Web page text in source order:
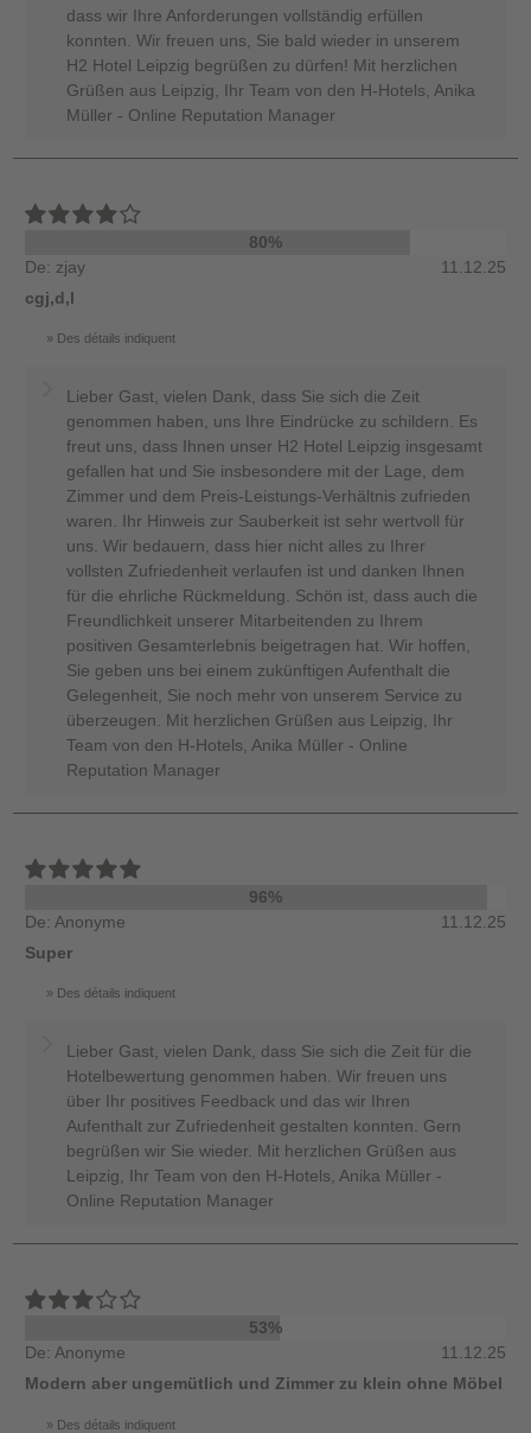
dass wir Ihre Anforderungen vollständig erfüllen
konnten. Wir freuen uns, Sie bald wieder in unserem
H2 Hotel Leipzig begrüßen zu dürfen! Mit herzlichen
Grüßen aus Leipzig, Ihr Team von den H-Hotels, Anika
Müller - Online Reputation Manager
80%
De: zjay
11.12.25
cgj,d,l
Des détails indiquent
Lieber Gast, vielen Dank, dass Sie sich die Zeit
genommen haben, uns Ihre Eindrücke zu schildern. Es
freut uns, dass Ihnen unser H2 Hotel Leipzig insgesamt
gefallen hat und Sie insbesondere mit der Lage, dem
Zimmer und dem Preis-Leistungs-Verhältnis zufrieden
waren. Ihr Hinweis zur Sauberkeit ist sehr wertvoll für
uns. Wir bedauern, dass hier nicht alles zu Ihrer
vollsten Zufriedenheit verlaufen ist und danken Ihnen
für die ehrliche Rückmeldung. Schön ist, dass auch die
Freundlichkeit unserer Mitarbeitenden zu Ihrem
positiven Gesamterlebnis beigetragen hat. Wir hoffen,
Sie geben uns bei einem zukünftigen Aufenthalt die
Gelegenheit, Sie noch mehr von unserem Service zu
überzeugen. Mit herzlichen Grüßen aus Leipzig, Ihr
Team von den H-Hotels, Anika Müller - Online
Reputation Manager
96%
De: Anonyme
11.12.25
Super
Des détails indiquent
Lieber Gast, vielen Dank, dass Sie sich die Zeit für die
Hotelbewertung genommen haben. Wir freuen uns
über Ihr positives Feedback und das wir Ihren
Aufenthalt zur Zufriedenheit gestalten konnten. Gern
begrüßen wir Sie wieder. Mit herzlichen Grüßen aus
Leipzig, Ihr Team von den H-Hotels, Anika Müller -
Online Reputation Manager
53%
De: Anonyme
11.12.25
Modern aber ungemütlich und Zimmer zu klein ohne Möbel
Des détails indiquent